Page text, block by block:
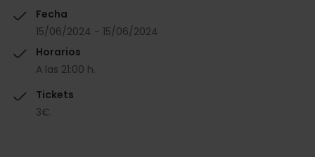
Fecha
15/06/2024 - 15/06/2024
Horarios
A las 21:00 h.
Tickets
3€.